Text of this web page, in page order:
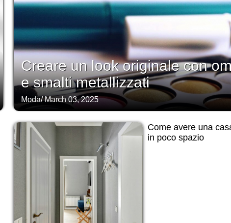
Creare un look originale con
e smalti metallizzati
Moda/March 03, 2025
Come avere una
in poco spazio